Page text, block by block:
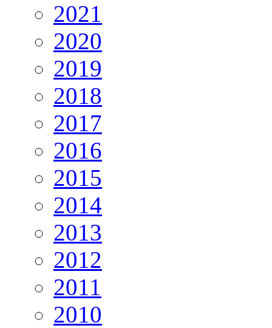
2021
2020
2019
2018
2017
2016
2015
2014
2013
2012
2011
2010